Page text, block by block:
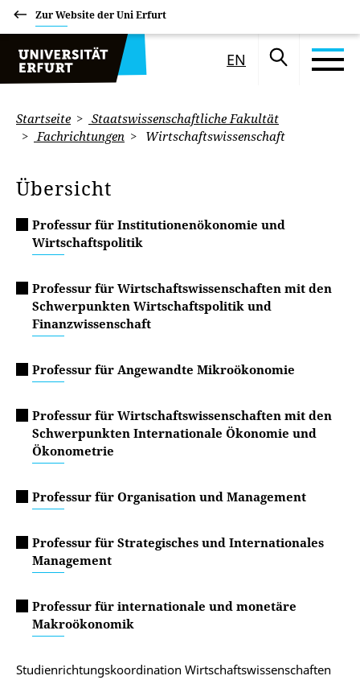
Zur Website der Uni Erfurt
EN
Startseite
Staatswissenschaftliche Fakultät
Fachrichtungen
Wirtschaftswissenschaft
Übersicht
Professur für Institutionenökonomie und
Wirtschaftspolitik
Professur für Wirtschaftswissenschaften mit den
Schwerpunkten Wirtschaftspolitik und
Finanzwissenschaft
Professur für Angewandte Mikroökonomie
Professur für Wirtschaftswissenschaften mit den
Schwerpunkten Internationale Ökonomie und
Ökonometrie
Professur für Organisation und Management
Professur für Strategisches und Internationales
Management
Professur für internationale und monetäre
Makroökonomik
Studienrichtungskoordination Wirtschaftswissenschaften